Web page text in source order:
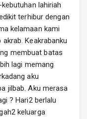
lahiriah
terhibur dengan
kelamaan kami
Keakrabanku
membuat batas
lagi memang
aku
jilbab. Aku merasa
? Hari2 berlalu
keluarga